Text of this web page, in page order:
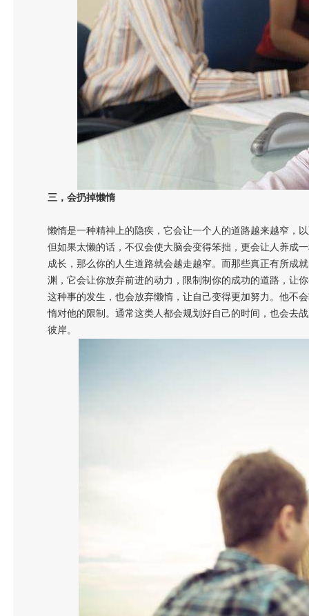
三，会扔掉懒惰
懒惰是一种精神上的隐疾，它会让一个人的道路越来越窄，
但如果太懒的话，不仅会使大脑会变得笨拙，更会让人养成
成长，那么你的人生道路就会越走越窄。而那些真正有所成
渊，它会让你放弃前进的动力，限制制你的成功的道路，让
这种事的发生，也会放弃懒惰，让自己变得更加努力。他不
惰对他的限制。通常这类人都会规划好自己的时间，也会去
彼岸。